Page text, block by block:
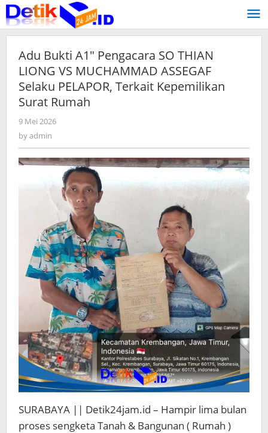
Skip
to
content
Adu Bukti A1″ Pengacara SO THIAN
LIONG VS MUCHAMMAD ASSEGAF
Selaku PELAPOR, Terkait Kepemilikan
Surat Rumah
9 Mei 2026
byadmin
SURABAYA || Detik24jam.id – Hampir lima bulan
proses sengketa Tanah & Bangunan ( Rumah )